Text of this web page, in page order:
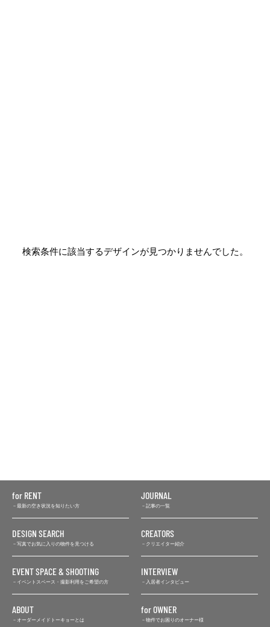
検索条件に該当するデザインが見つかりませんでした。
for RENT
最新の空き状況を知りたい方
JOURNAL
記事の一覧
DESIGN SEARCH
写真でお気に入りの物件を見つける
CREATORS
クリエイター紹介
EVENT SPACE & SHOOTING
イベントスペース・撮影利用をご希望の方
INTERVIEW
入居者インタビュー
ABOUT
オーダーメイドトーキョーとは
for OWNER
物件でお困りのオーナー様